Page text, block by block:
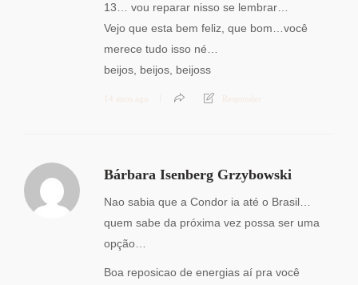
13… vou reparar nisso se lembrar…
Vejo que esta bem feliz, que bom…você
merece tudo isso né…
beijos, beijos, beijoss
14 anos ago Responder
Bárbara Isenberg Grzybowski
Nao sabia que a Condor ia até o Brasil…
quem sabe da próxima vez possa ser uma
opção…
Boa reposicao de energias aí pra você